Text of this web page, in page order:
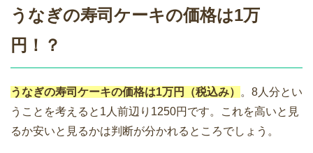
うなぎの寿司ケーキの価格は1万
円！？
うなぎの寿司ケーキの価格は1万円（税込み）
。8人分とい
うことを考えると1人前辺り1250円です。これを高いと見
るか安いと見るかは判断が分かれるところでしょう。